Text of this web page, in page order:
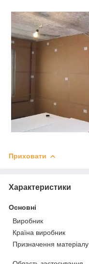
Приховати
Характеристики
Основні
Виробник
Країна виробник
Призначення матеріалу